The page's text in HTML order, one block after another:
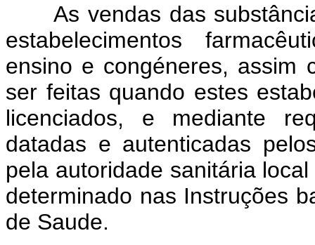
As vendas das
estabelecimentos
ensino e congéneres, assim
ser feitas quando estes
licenciados, e mediante
datadas e autenticadas
pela autoridade sanitária
determinado nas Instruções
de Saude.